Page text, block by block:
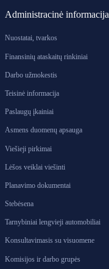
Administracinė informacija
Nuostatai, tvarkos
Finansinių ataskaitų rinkiniai
Darbo užmokestis
Teisinė informacija
Paslaugų įkainiai
Asmens duomenų apsauga
Viešieji pirkimai
Lėšos veiklai viešinti
Planavimo dokumentai
Stebėsena
Tarnybiniai lengvieji automobiliai
Konsultavimasis su visuomene
Komisijos ir darbo grupės